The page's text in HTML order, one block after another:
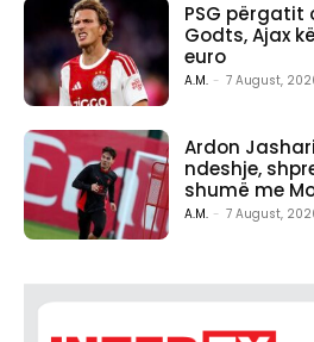
PSG përgatit
Godts, Ajax
euro
A.M. - 7 August,
Ardon
ndeshje,
shumë me
A.M. - 7 August,